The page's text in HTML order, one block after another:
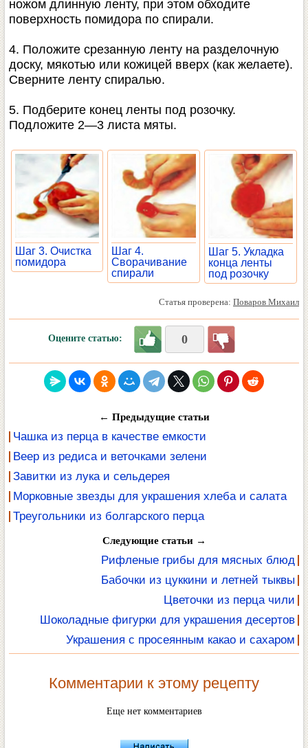
ножом длинную ленту, при этом обходите
поверхность помидора по спирали.
4. Положите срезанную ленту на разделочную
доску, мякотью или кожицей вверх (как желаете).
Сверните ленту спиралью.
5. Подберите конец ленты под розочку.
Подложите 2—3 листа мяты.
Шаг 3. Очистка
помидора
Шаг 4.
Сворачивание
спирали
Шаг 5. Укладка
конца ленты
под розочку
Статья проверена: Поваров Михаил
Оцените статью: 0
← Предыдущие статьи
Чашка из перца в качестве емкости
Веер из редиса и веточками зелени
Завитки из лука и сельдерея
Морковные звезды для украшения хлеба и салата
Треугольники из болгарского перца
Следующие статьи →
Рифленые грибы для мясных блюд
Бабочки из цуккини и летней тыквы
Цветочки из перца чили
Шоколадные фигурки для украшения десертов
Украшения с просеянным какао и сахаром
Комментарии к этому рецепту
Еще нет комментариев